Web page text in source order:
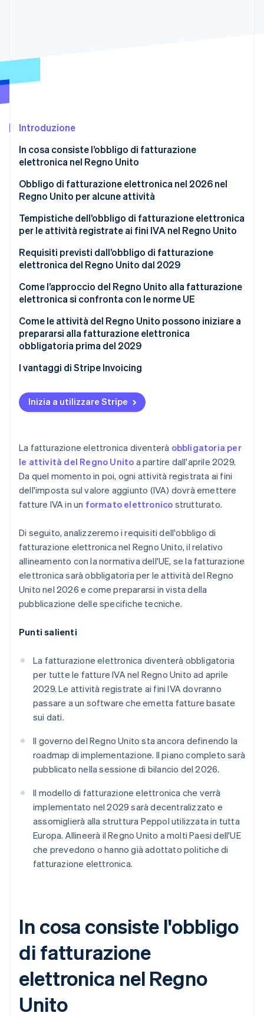
Climate
Verifica online dell'identità
Stripe Sessions 2026
Scopri come Stripe sta costruendo l'infrastruttura
Guarda ora
Introduzione
In cosa consiste l’obbligo di fatturazione
elettronica nel Regno Unito
Obbligo di fatturazione elettronica nel 2026 nel
Regno Unito per alcune attività
Tempistiche dell’obbligo di fatturazione elettronica
per le attività registrate ai fini IVA nel Regno Unito
Requisiti previsti dall’obbligo di fatturazione
elettronica del Regno Unito dal 2029
Formato
Ambito di applicazione
Costo
Come l’approccio del Regno Unito alla fatturazione
elettronica si confronta con le norme UE
Come le attività del Regno Unito possono iniziare a
prepararsi alla fatturazione elettronica
obbligatoria prima del 2029
Prima della sessione del bilancio del 2026
Dopo la sessione di bilancio del 2026
I vantaggi di Stripe Invoicing
Inizia a utilizzare Stripe
La fatturazione elettronica diventerà obbligatoria per
le attività del Regno Unito a partire dall'aprile 2029.
Da quel momento in poi, ogni attività registrata ai fini
dell'imposta sul valore aggiunto (IVA) dovrà emettere
fatture IVA in un formato elettronico strutturato.
Di seguito, analizzeremo i requisiti dell'obbligo di
fatturazione elettronica nel Regno Unito, il relativo
allineamento con la normativa dell'UE, se la fatturazione
elettronica sarà obbligatoria per le attività del Regno
Unito nel 2026 e come prepararsi in vista della
pubblicazione delle specifiche tecniche.
Punti salienti
La fatturazione elettronica diventerà obbligatoria
per tutte le fatture IVA nel Regno Unito ad aprile
2029. Le attività registrate ai fini IVA dovranno
passare a un software che emetta fatture basate
sui dati.
Il governo del Regno Unito sta ancora definendo la
roadmap di implementazione. Il piano completo sarà
pubblicato nella sessione di bilancio del 2026.
Il modello di fatturazione elettronica che verrà
implementato nel 2029 sarà decentralizzato e
assomiglierà alla struttura Peppol utilizzata in tutta
Europa. Allineerà il Regno Unito a molti Paesi dell'UE
che prevedono o hanno già adottato politiche di
fatturazione elettronica.
In cosa consiste l'obbligo
di fatturazione
elettronica nel Regno
Unito